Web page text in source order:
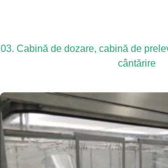
03. Cabină de dozare, cabină de
cântărire